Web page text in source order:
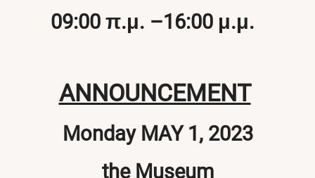
09:00 π.μ. –16:00 μ.μ.
ANNOUNCEMENT
Monday MAY1, 2023
the Museum